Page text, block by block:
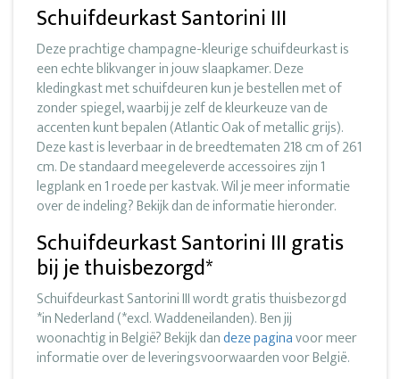
Schuifdeurkast Santorini III
Deze prachtige champagne-kleurige schuifdeurkast is
een echte blikvanger in jouw slaapkamer. Deze
kledingkast met schuifdeuren kun je bestellen met of
zonder spiegel, waarbij je zelf de kleurkeuze van de
accenten kunt bepalen (Atlantic Oak of metallic grijs).
Deze kast is leverbaar in de breedtematen 218 cm of 261
cm. De standaard meegeleverde accessoires zijn 1
legplank en 1 roede per kastvak. Wil je meer informatie
over de indeling? Bekijk dan de informatie hieronder.
Schuifdeurkast Santorini III gratis
bij je thuisbezorgd*
Schuifdeurkast Santorini III wordt gratis thuisbezorgd
*in Nederland (*excl. Waddeneilanden). Ben jij
woonachtig in België? Bekijk dandeze paginavoor meer
informatie over de leveringsvoorwaarden voor België.